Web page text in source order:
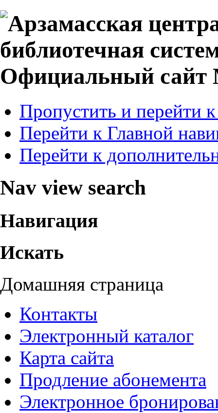
Официальный
Пропустить и перейти
Перейти к Главной
Перейти к
Nav view search
Навигация
Искать
Домашняя страница
Контакты
Электронный каталог
Карта сайта
Продление абонемента
Электронное